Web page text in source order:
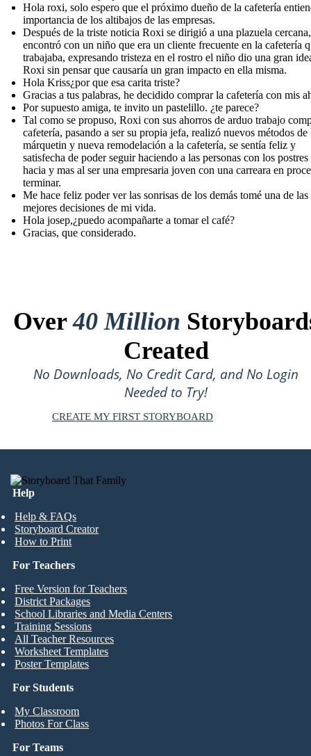
Hola roxi, solo espero que el próximo dueño de la cafetería
importancia de los altibajos de las empresas.
Después de la triste noticia Roxi se dirigió a una plazuela
encontró con un niño que era un cliente frecuente en la cafetería
trabajaba, expresando tristeza en el rostro el niño dio una gran
Roxi sin pensar que causaría un gran impacto en ella misma.
Hola Kriss¿por que esa carita triste?
Gracias a tus palabras, he decidido comprar la cafetería con mis
Por supuesto amiga, te invito un pastelillo. ¿te parece?
Tal como se propuso, Roxi con sus ahorros de arduo trabajo
cafetería, pasando a ser su propia jefa, realizó nuevos métodos de
márquetin y nueva remodelación a la cafetería, se sentía feliz y
satisfecha de poder seguir haciendo a las personas con los postres
hacia y mas al ser una empresaria joven con una carreara en
terminar.
Me hace feliz poder ver las sonrisas de los demás tomé una de las
mejores decisiones de mi vida.
Hola josep,¿puedo acompañarte a tomar el café?
Gracias, que considerado.
Over40 Million
Created
No Downloads, No Credit Card, and No Login
Needed to Try!
CREATE MY FIRST STORYBOARD
Help
Help & FAQs
Storyboard Creator
How to Print
For Students
My Classroom
Photos For Class
For Teachers
Free Version for Teachers
District Packages
School Libraries and Media Centers
Training Sessions
All Teacher Resources
Worksheet Templates
Poster Templates
For Teams